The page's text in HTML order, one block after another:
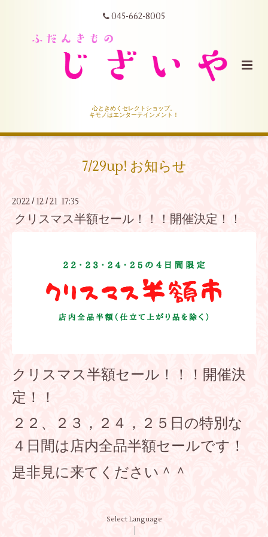
045-662-8005
心ときめくセレクトショップ。
キモノはエンターテインメント！
7/29up! お知らせ
2022 / 12 / 21 17:35
クリスマス半額セール！！！開催決定！！
クリスマス半額セール！！！開催決
定！！
２２、２３，２４，２５日の特別な
４日間は店内全品半額セールです！
是非見に来てください＾＾
Select Language